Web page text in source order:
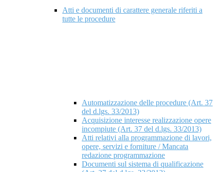
Atti e documenti di carattere generale riferiti a
tutte le procedure
Automatizzazione delle procedure (Art. 37
del d.lgs. 33/2013)
Acquisizione interesse realizzazione opere
incompiute (Art. 37 del d.lgs. 33/2013)
Atti relativi alla programmazione di lavori,
opere, servizi e forniture / Mancata
redazione programmazione
Documenti sul sistema di qualificazione